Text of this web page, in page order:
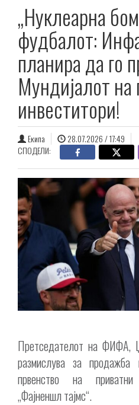
„Нуклеарна
фудбалот:
планира да го
Мундијалот на
инвеститори!
Екипа
28.07.2026 / 17:49
СПОДЕЛИ:
Претседателот на ФИФА,
размислува за
првенство на приватни
„Фајненшл тајмс“.